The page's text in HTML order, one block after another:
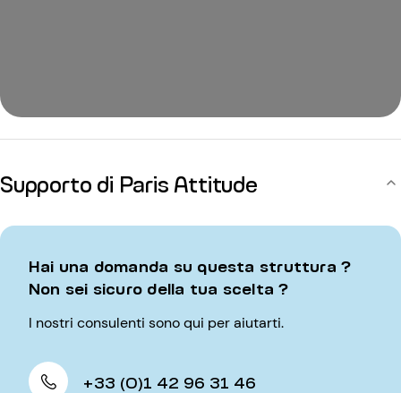
Supporto di Paris Attitude
Hai una domanda su questa struttura ?
Non sei sicuro della tua scelta ?
I nostri consulenti sono qui per aiutarti.
+33 (0)1 42 96 31 46